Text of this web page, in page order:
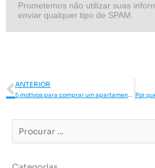
Prometemos não utilizar suas
enviar qualquer tipo de SPAM.
Anterior
ANTERIOR
5 motivos para comprar um apartamento novo
…